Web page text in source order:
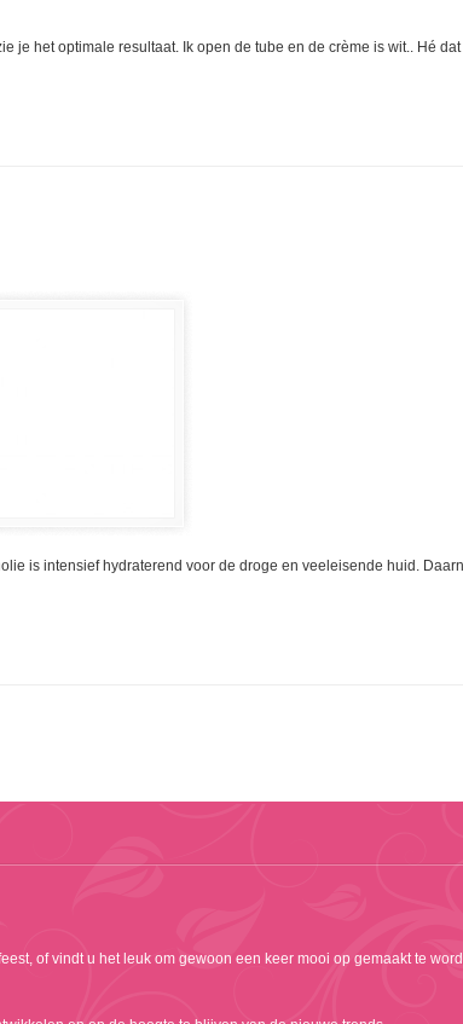
je het optimale resultaat. Ik open de tube en de crème is wit.. Hé
is intensief hydraterend voor de droge en veeleisende huid.
of vindt u het leuk om gewoon een keer mooi op gemaakt te